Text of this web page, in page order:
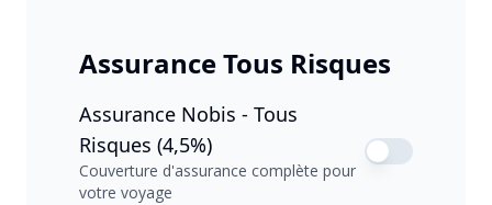
Assurance Tous Risques
Assurance Nobis - Tous
Risques (4,5%)
Couverture d'assurance complète pour
votre voyage